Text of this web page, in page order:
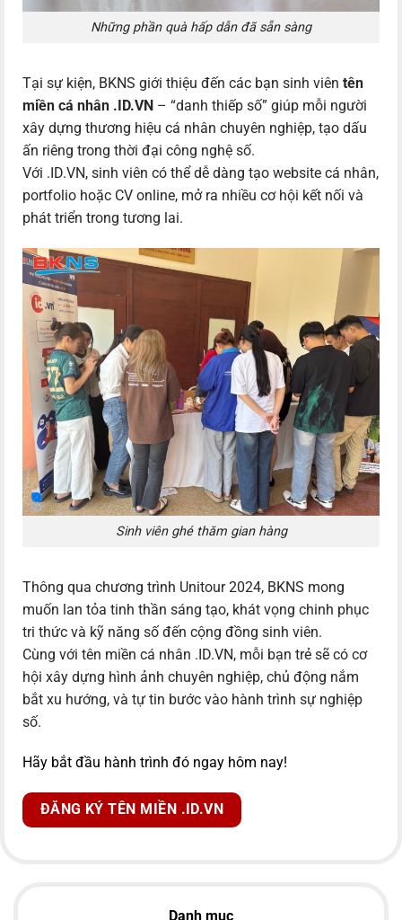
Những phần quà hấp dẫn đã sẵn sàng
Tại sự kiện, BKNS giới thiệu đến các bạn sinh viên tên
miền cá nhân .ID.VN – “danh thiếp số” giúp mỗi người
xây dựng thương hiệu cá nhân chuyên nghiệp, tạo dấu
ấn riêng trong thời đại công nghệ số.
Với .ID.VN, sinh viên có thể dễ dàng tạo website cá nhân,
portfolio hoặc CV online, mở ra nhiều cơ hội kết nối và
phát triển trong tương lai.
Sinh viên ghé thăm gian hàng
Thông qua chương trình Unitour 2024, BKNS mong
muốn lan tỏa tinh thần sáng tạo, khát vọng chinh phục
tri thức và kỹ năng số đến cộng đồng sinh viên.
Cùng với tên miền cá nhân .ID.VN, mỗi bạn trẻ sẽ có cơ
hội xây dựng hình ảnh chuyên nghiệp, chủ động nắm
bắt xu hướng, và tự tin bước vào hành trình sự nghiệp
số.
Hãy bắt đầu hành trình đó ngay hôm nay!
ĐĂNG KÝ TÊN MIỀN .ID.VN
Danh mục